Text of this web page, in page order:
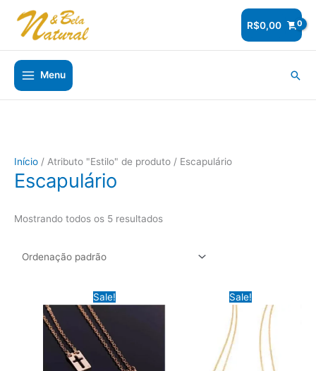
para
conteúdo
R$0,00
Menu
Início / Atributo "Estilo" de produto / Escapulário
Escapulário
Mostrando todos os 5 resultados
Sale! Sale!